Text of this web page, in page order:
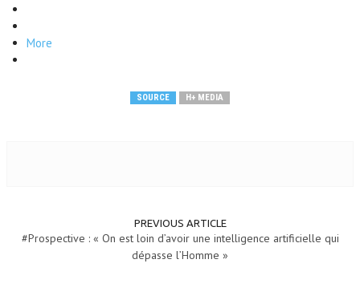
More
SOURCE H+ MEDIA
PREVIOUS ARTICLE
#Prospective : « On est loin d’avoir une intelligence artificielle qui
dépasse l’Homme »